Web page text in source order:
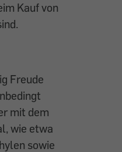
Kauf von
Freude
mit dem
wie etwa
sowie